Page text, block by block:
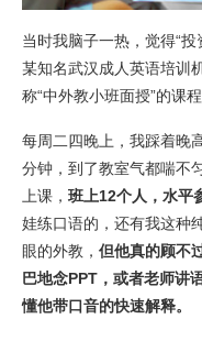
当时我脑子一热，觉得“
某知名武汉成人英语培训
称“中外教小班面授”的课程
每周二四晚上，我踩着晚
分钟，到了教室气都喘不
上课， 班上12个人，水平
娃练口语的，还有我这种
眼的外教， 但他真的顾不
巴地念PPT，或者老师讲
懂他带口音的快速解释。